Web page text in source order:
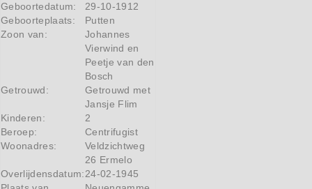
Geboortedatum:
29-10-1912
Geboorteplaats:
Putten
Zoon van:
Johannes
Vierwind en
Peetje van den
Bosch
Getrouwd:
Getrouwd met
Jansje Flim
Kinderen:
2
Beroep:
Centrifugist
Woonadres:
Veldzichtweg
26 Ermelo
Overlijdensdatum:24-02-1945